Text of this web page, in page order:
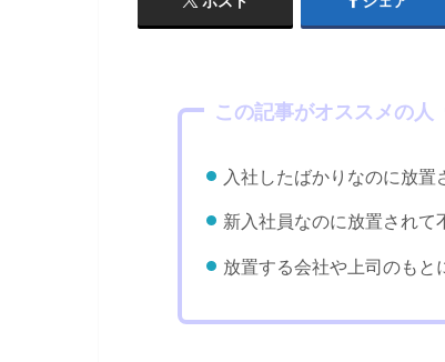
この記事がオススメの人
入社したばかりなのに放置
新入社員なのに放置されて
放置する会社や上司のもと